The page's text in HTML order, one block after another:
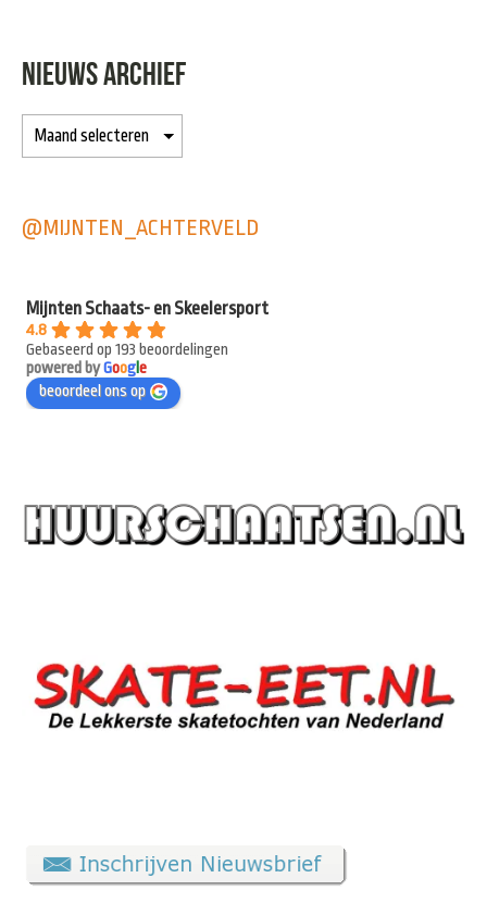
NIEUWS ARCHIEF
@MIJNTEN_ACHTERVELD
Mijnten Schaats- en Skeelersport
4.8
Gebaseerd op 193 beoordelingen
powered byGooge
beoordeel ons op